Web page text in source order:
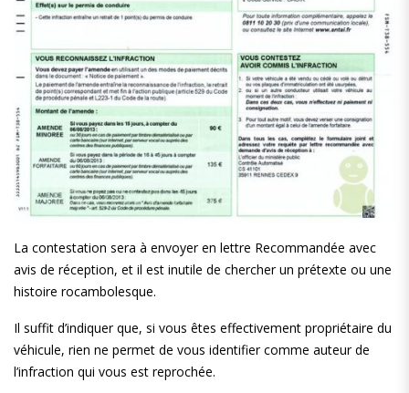
La contestation sera à envoyer en lettre Recommandée avec
avis de réception, et il est inutile de chercher un prétexte ou une
histoire rocambolesque.
Il suffit d’indiquer que, si vous êtes effectivement propriétaire du
véhicule, rien ne permet de vous identifier comme auteur de
l’infraction qui vous est reprochée.